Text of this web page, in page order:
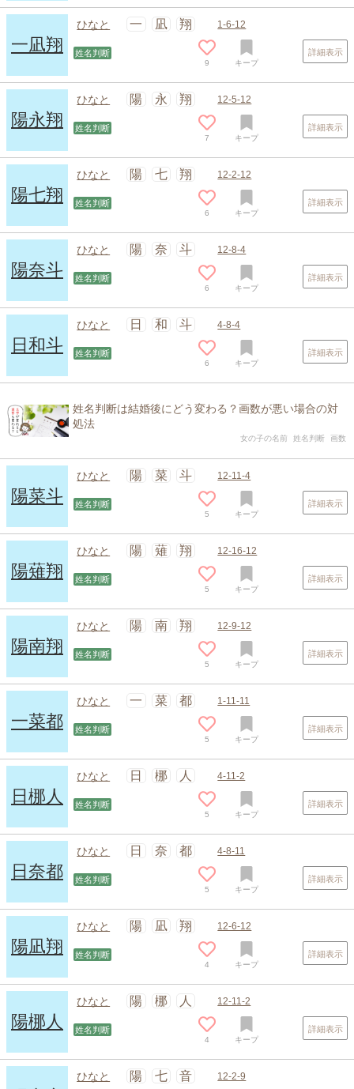
一凪翔
ひなと 一 凪 翔 1-6-12
姓名判断
9 キープ
詳細表示
陽永翔
ひなと 陽 永 翔 12-5-12
姓名判断
7 キープ
詳細表示
陽七翔
ひなと 陽 七 翔 12-2-12
姓名判断
6 キープ
詳細表示
陽奈斗
ひなと 陽 奈 斗 12-8-4
姓名判断
6 キープ
詳細表示
日和斗
ひなと 日 和 斗 4-8-4
姓名判断
6 キープ
詳細表示
姓名判断は結婚後にどう変わる？画数が悪い場合の対
処法
女の子の名前 姓名判断 画数
陽菜斗
ひなと 陽 菜 斗 12-11-4
姓名判断
5 キープ
詳細表示
陽薙翔
ひなと 陽 薙 翔 12-16-12
姓名判断
5 キープ
詳細表示
陽南翔
ひなと 陽 南 翔 12-9-12
姓名判断
5 キープ
詳細表示
一菜都
ひなと 一 菜 都 1-11-11
姓名判断
5 キープ
詳細表示
日梛人
ひなと 日 梛 人 4-11-2
姓名判断
5 キープ
詳細表示
日奈都
ひなと 日 奈 都 4-8-11
姓名判断
5 キープ
詳細表示
陽凪翔
ひなと 陽 凪 翔 12-6-12
姓名判断
4 キープ
詳細表示
陽梛人
ひなと 陽 梛 人 12-11-2
姓名判断
4 キープ
詳細表示
ひなと 陽 七 音 12-2-9